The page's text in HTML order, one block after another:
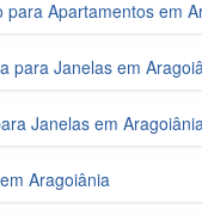
para Apartamentos em
para Janelas em
Janelas em Aragoiânia
Aragoiânia